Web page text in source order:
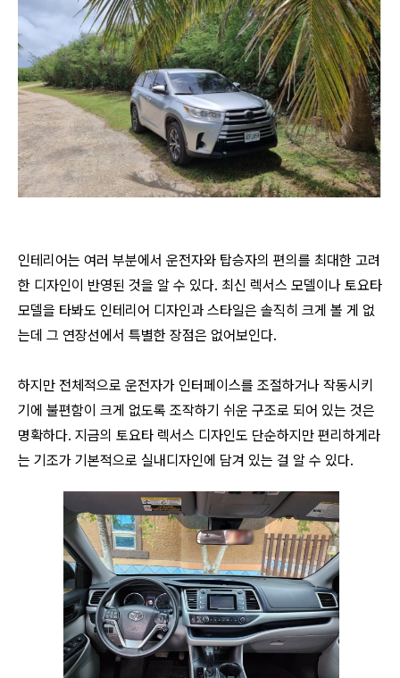
인테리어는 여러 부분에서 운전자와 탑승자의 편의를 최대한 고려
한 디자인이 반영된 것을 알 수 있다. 최신 렉서스 모델이나 토요타
모델을 타봐도 인테리어 디자인과 스타일은 솔직히 크게 볼 게 없
는데 그 연장선에서 특별한 장점은 없어보인다.
하지만 전체적으로 운전자가 인터페이스를 조절하거나 작동시키
기에 불편함이 크게 없도록 조작하기 쉬운 구조로 되어 있는 것은
명확하다. 지금의 토요타 렉서스 디자인도 단순하지만 편리하게라
는 기조가 기본적으로 실내디자인에 담겨 있는 걸 알 수 있다.